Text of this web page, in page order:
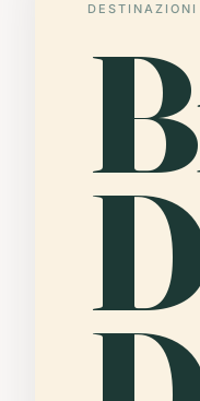
DESTINAZIONI